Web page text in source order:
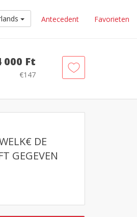
Antecedent Favorieten
000 Ft
€147
DE
GEGEVEN